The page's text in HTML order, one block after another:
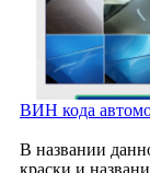
ВИН кода
В названии
краски и